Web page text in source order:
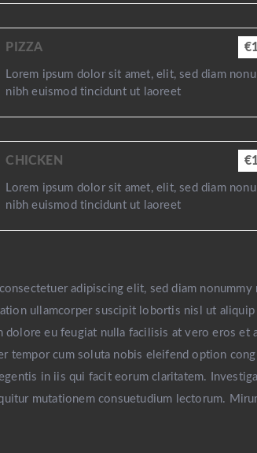
PIZZA
Lorem ipsum dolor sit amet, elit, sed diam
nibh euismod tincidunt ut laoreet
CHICKEN
Lorem ipsum dolor sit amet, elit, sed diam
nibh euismod tincidunt ut laoreet
adipiscing elit, sed diam
ullamcorper suscipit lobortis nisl ut
dolore eu feugiat nulla facilisis at vero eros
tempor cum soluta nobis eleifend option
in iis qui facit eorum claritatem.
mutationem consuetudium lectorum.